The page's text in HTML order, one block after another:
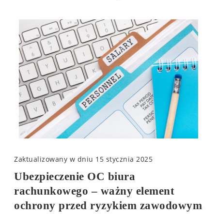
Zaktualizowany w dniu 15 stycznia 2025
Ubezpieczenie OC biura
rachunkowego – ważny element
ochrony przed ryzykiem zawodowym